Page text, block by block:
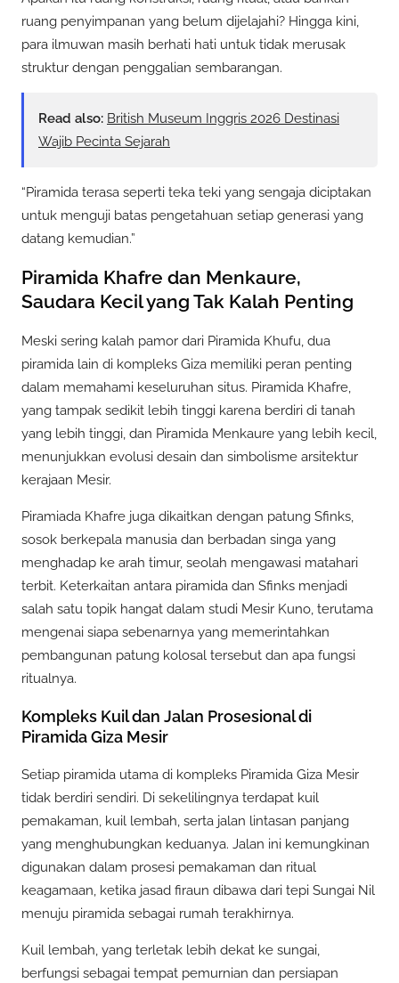
ruang penyimpanan yang belum dijelajahi? Hingga kini,
para ilmuwan masih berhati hati untuk tidak merusak
struktur dengan penggalian sembarangan.
Read also: British Museum Inggris 2026 Destinasi
Wajib Pecinta Sejarah
“Piramida terasa seperti teka teki yang sengaja diciptakan
untuk menguji batas pengetahuan setiap generasi yang
datang kemudian.”
Piramida Khafre dan Menkaure,
Saudara Kecil yang Tak Kalah Penting
Meski sering kalah pamor dari Piramida Khufu, dua
piramida lain di kompleks Giza memiliki peran penting
dalam memahami keseluruhan situs. Piramida Khafre,
yang tampak sedikit lebih tinggi karena berdiri di tanah
yang lebih tinggi, dan Piramida Menkaure yang lebih kecil,
menunjukkan evolusi desain dan simbolisme arsitektur
kerajaan Mesir.
Piramiada Khafre juga dikaitkan dengan patung Sfinks,
sosok berkepala manusia dan berbadan singa yang
menghadap ke arah timur, seolah mengawasi matahari
terbit. Keterkaitan antara piramida dan Sfinks menjadi
salah satu topik hangat dalam studi Mesir Kuno, terutama
mengenai siapa sebenarnya yang memerintahkan
pembangunan patung kolosal tersebut dan apa fungsi
ritualnya.
Kompleks Kuil dan Jalan Prosesional di
Piramida Giza Mesir
Setiap piramida utama di kompleks Piramida Giza Mesir
tidak berdiri sendiri. Di sekelilingnya terdapat kuil
pemakaman, kuil lembah, serta jalan lintasan panjang
yang menghubungkan keduanya. Jalan ini kemungkinan
digunakan dalam prosesi pemakaman dan ritual
keagamaan, ketika jasad firaun dibawa dari tepi Sungai Nil
menuju piramida sebagai rumah terakhirnya.
Kuil lembah, yang terletak lebih dekat ke sungai,
berfungsi sebagai tempat pemurnian dan persiapan